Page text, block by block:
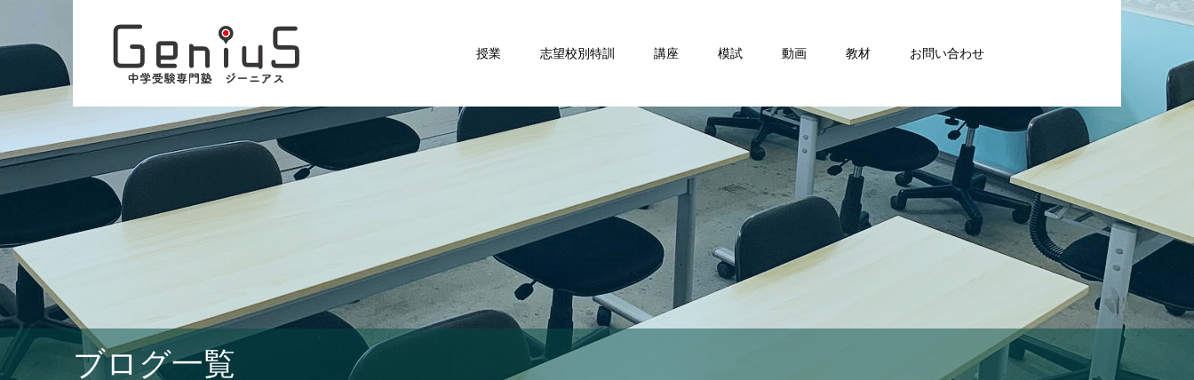
授業 志望校別特訓 講座 模試 動画 教材 お問い合わせ
ブログ一覧